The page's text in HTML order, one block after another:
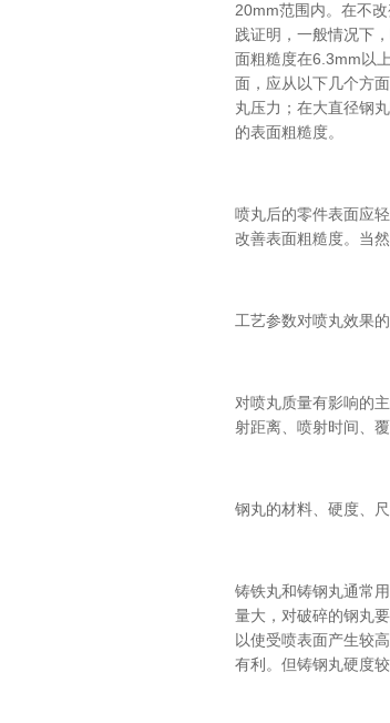
20mm范围内。在不
践证明，一般情况下
面粗糙度在6.3mm以
面，应从以下几个方
丸压力；在大直径钢
的表面粗糙度。
喷丸后的零件表面应
改善表面粗糙度。当
工艺参数对喷丸效果
对喷丸质量有影响的
射距离、喷射时间、
钢丸的材料、硬度、
铸铁丸和铸钢丸通常
量大，对破碎的钢丸
以使受喷表面产生较
有利。但铸钢丸硬度